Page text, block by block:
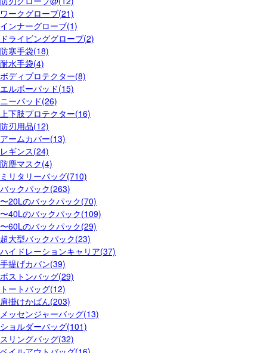
ワークグローブ(21)
インナーグローブ(1)
ドライビンググローブ(2)
防寒手袋(18)
耐水手袋(4)
ボディプロテクター(8)
エルボーパッド(15)
ニーパッド(26)
上下肢プロテクター(16)
防刃用品(12)
アームカバー(13)
レギンス(24)
防塵マスク(4)
ミリタリーバッグ(710)
バックパック(263)
〜20Lのバックパック(70)
〜40Lのバックパック(109)
〜60Lのバックパック(29)
超大型バックパック(23)
ハイドレーションキャリア(37)
手提げカバン(39)
ボストンバッグ(29)
トートバッグ(12)
肩掛けかばん(203)
メッセンジャーバッグ(13)
ショルダーバッグ(101)
スリングバッグ(32)